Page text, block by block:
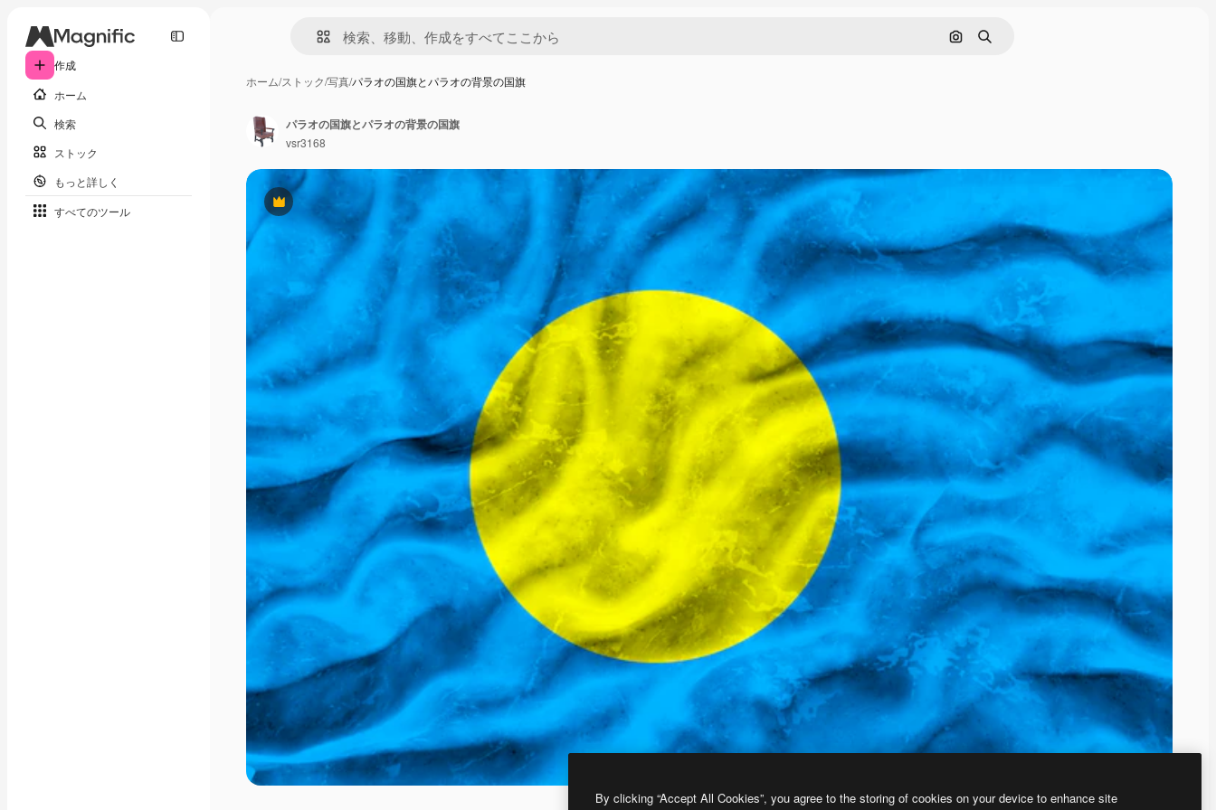
作成
ホーム
検索
ストック
もっと詳しく
すべてのツール
画像で検索
検索
ホーム/ストック/写真/パラオの国旗とパラオの背景の国旗
Premium
パラオの国旗とパラオの背景の国旗
vsr3168
By clicking “Accept All Cookies”, you agree to the storing of cookies on your device to enhance site